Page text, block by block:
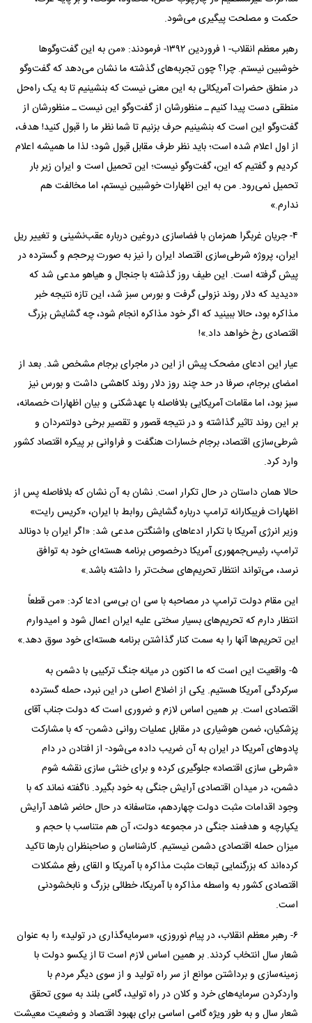
حکمت و مصلحت پیگیری می‌شود.
رهبر معظم انقلاب- ۱ فروردین ۱۳۹۲- فرمودند: «من به این گفت‌و‌گو‌ها
خوشبین نیستم. چرا؟ چون تجربه‌های گذشته ما نشان می‌دهد که گفت‌و‌گو
در منطق حضرات آمریکائی به این معنی نیست که بنشینیم تا به یک راه‌حل
منطقی دست پیدا کنیم ـ منظورشان از گفت‌و‌گو این نیست ـ منظورشان از
گفت‌و‌گو این است که بنشینیم حرف بزنیم تا شما نظر ما را قبول کنید! هدف،
از اول اعلام شده است؛ باید نظر طرف مقابل قبول شود؛ لذا ما همیشه اعلام
کردیم و گفتیم که این، گفت‌و‌گو نیست؛ این تحمیل است و ایران زیر بار
تحمیل نمی‌رود. من به این اظهارات خوشبین نیستم، اما مخالفت هم
ندارم.»
۴- جریان غربگرا همزمان با فضاسازی دروغین درباره عقب‌نشینی و تغییر ریل
ایران، پروژه شرطی‌سازی اقتصاد ایران را نیز به صورت پرحجم و گسترده در
پیش گرفته است. این طیف روز گذشته با جنجال و هیاهو مدعی شد که
«دیدید که دلار روند نزولی گرفت و بورس سبز شد، این تازه نتیجه خبر
مذاکره بود، حالا ببینید که اگر خود مذاکره انجام شود، چه گشایش بزرگ
اقتصادی رخ خواهد داد.»!
عیار این ادعای مضحک پیش از این در ماجرای برجام مشخص شد. بعد از
امضای برجام، صرفا در حد چند روز دلار روند کاهشی داشت و بورس نیز
سبز بود، اما مقامات آمریکایی بلافاصله با عهدشکنی و بیان اظهارات خصمانه،
بر این روند تاثیر گذاشته و در نتیجه قصور و تقصیر برخی دولتمردان و
شرطی‌سازی اقتصاد، برجام خسارات هنگفت و فراوانی بر پیکره اقتصاد کشور
وارد کرد.
حالا همان داستان در حال تکرار است. نشان به آن نشان که بلافاصله پس از
اظهارات فریبکارانه ترامپ درباره گشایش روابط با ایران، «کریس رایت»
وزیر انرژی آمریکا با تکرار ادعا‌های واشنگتن مدعی شد: «اگر ایران با دونالد
ترامپ، رئیس‌جمهوری آمریکا درخصوص برنامه هسته‌ای خود به توافق
نرسد، می‌تواند انتظار تحریم‌های سخت‌تر را داشته باشد.»
این مقام دولت ترامپ در مصاحبه با سی ان بی‌سی ادعا کرد: «من قطعاً
انتظار دارم که تحریم‌های بسیار سختی علیه ایران اعمال شود و امیدوارم
این تحریم‌ها آنها را به سمت کنار گذاشتن برنامه هسته‌ای خود سوق دهد.»
۵- واقعیت این است که ما اکنون در میانه جنگ ترکیبی با دشمن به
سرکردگی آمریکا هستیم. یکی از اضلاع اصلی در این نبرد، حمله گسترده
اقتصادی است. بر همین اساس لازم و ضروری است که دولت جناب آقای
پزشکیان، ضمن هوشیاری در مقابل عملیات روانی دشمن- که با مشارکت
پادو‌های آمریکا در ایران به آن ضریب داده می‌شود- از افتادن در دام
«شرطی سازی اقتصاد» جلوگیری کرده و برای خنثی سازی نقشه شوم
دشمن، در میدان اقتصادی آرایش جنگی به خود بگیرد. ناگفته نماند که با
وجود اقدامات مثبت دولت چهاردهم، متاسفانه در حال حاضر شاهد آرایش
یکپارچه و هدفمند جنگی در مجموعه دولت، آن هم متناسب با حجم و
میزان حمله اقتصادی دشمن نیستیم. کارشناسان و صاحبنظران بار‌ها تاکید
کرده‌اند که بزرگنمایی تبعات مثبت مذاکره با آمریکا و القای رفع مشکلات
اقتصادی کشور به واسطه مذاکره با آمریکا، خطائی بزرگ و نابخشودنی
است.
۶- رهبر معظم انقلاب، در پیام نوروزی، «سرمایه‌گذاری در تولید» را به عنوان
شعار سال انتخاب کردند. بر همین اساس لازم است تا از یکسو دولت با
زمینه‌سازی و برداشتن موانع از سر راه تولید و از سوی دیگر مردم با
واردکردن سرمایه‌های خرد و کلان در راه تولید، گامی بلند به سوی تحقق
شعار سال و به طور ویژه گامی اساسی برای بهبود اقتصاد و وضعیت معیشت